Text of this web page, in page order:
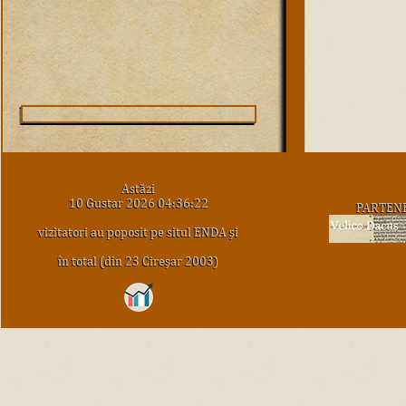
Astăzi
10 Gustar 2026 04:36:22
vizitatori au poposit pe situl ENDA şi
în total (din 23 Cireşar 2003)